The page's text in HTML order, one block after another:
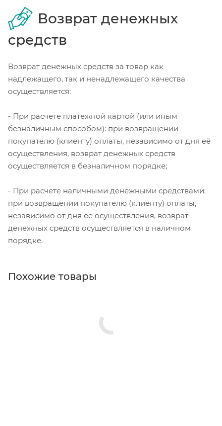
Возврат денежных
средств
Возврат денежных средств за товар как
надлежащего, так и ненадлежащего качества
осуществляется:
- При расчете платежной картой (или иным
безналичным способом): при возвращении
покупателю (клиенту) оплаты, независимо от дня её
осуществления, возврат денежных средств
осуществляется в безналичном порядке;
- При расчете наличными денежными средствами:
при возвращении покупателю (клиенту) оплаты,
независимо от дня её осуществления, возврат
денежных средств осуществляется в наличном
порядке.
Похожие товары